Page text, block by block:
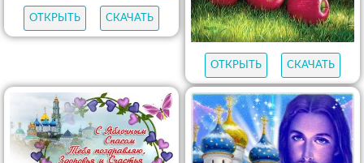
ОТКРЫТЬ СКАЧАТЬ
ОТКРЫТЬ СКАЧАТЬ